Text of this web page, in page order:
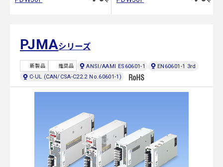
PJMAシリーズ
新製品 推奨品 ANSI/AAMI ES60601-1
EN60601-1 3rd
C-UL (CAN/CSA-C22.2 No.60601-1)